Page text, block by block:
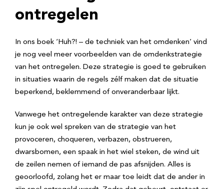
ontregelen
In ons boek ‘Huh?! – de techniek van het omdenken’ vind
je nog veel meer voorbeelden van de omdenkstrategie
van het ontregelen. Deze strategie is goed te gebruiken
in situaties waarin de regels zélf maken dat de situatie
beperkend, beklemmend of onveranderbaar lijkt.
Vanwege het ontregelende karakter van deze strategie
kun je ook wel spreken van de strategie van het
provoceren, choqueren, verbazen, obstrueren,
dwarsbomen, een spaak in het wiel steken, de wind uit
de zeilen nemen of iemand de pas afsnijden. Alles is
geoorloofd, zolang het er maar toe leidt dat de ander in